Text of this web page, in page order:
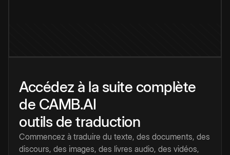
Accédez à la suite complète
de CAMB.AI
outils de traduction
Commencez à traduire du texte, des documents, des
discours, des images, des livres audio, des vidéos,